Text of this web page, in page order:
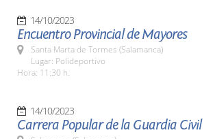
14/10/2023
Encuentro Provincial de Mayores
Santa Marta de Tormes (Salamanca)
Lugar: Polideportivo
Hora: 11:30 h.
14/10/2023
Carrera Popular de la Guardia Civil